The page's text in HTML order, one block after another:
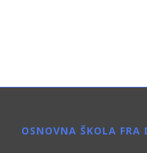
OSNOVNA ŠKOLA